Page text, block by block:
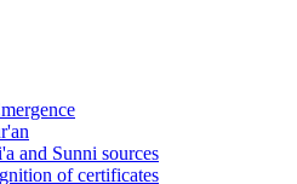
and Sunni sources
of certificates